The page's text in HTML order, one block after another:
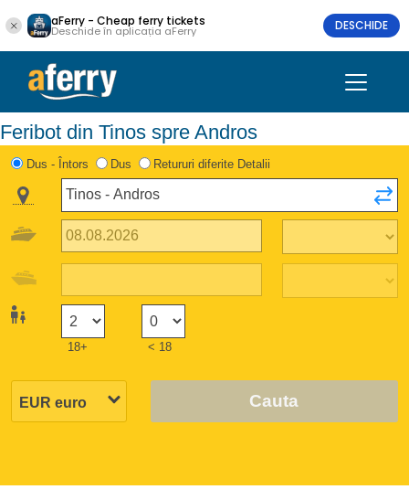
aFerry - Cheap ferry tickets
Deschide în aplicația aFerry DESCHIDE
Feribot din Tinos spre Andros
Dus - Întors Dus Retururi diferite Detalii
18+ < 18
Cauta